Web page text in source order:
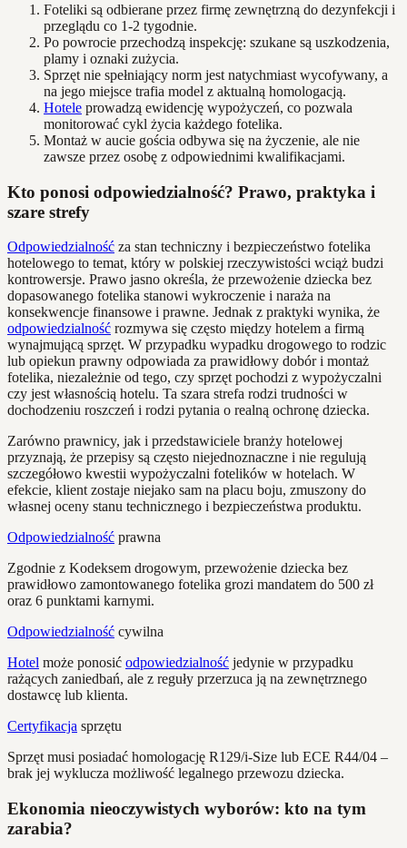
Foteliki są odbierane przez firmę zewnętrzną do dezynfekcji i
przeglądu co 1-2 tygodnie.
Po powrocie przechodzą inspekcję: szukane są uszkodzenia,
plamy i oznaki zużycia.
Sprzęt nie spełniający norm jest natychmiast wycofywany, a
na jego miejsce trafia model z aktualną homologacją.
Hotele prowadzą ewidencję wypożyczeń, co pozwala
monitorować cykl życia każdego fotelika.
Montaż w aucie gościa odbywa się na życzenie, ale nie
zawsze przez osobę z odpowiednimi kwalifikacjami.
Kto ponosi odpowiedzialność? Prawo, praktyka i
szare strefy
Odpowiedzialność za stan techniczny i bezpieczeństwo fotelika
hotelowego to temat, który w polskiej rzeczywistości wciąż budzi
kontrowersje. Prawo jasno określa, że przewożenie dziecka bez
dopasowanego fotelika stanowi wykroczenie i naraża na
konsekwencje finansowe i prawne. Jednak z praktyki wynika, że
odpowiedzialność rozmywa się często między hotelem a firmą
wynajmującą sprzęt. W przypadku wypadku drogowego to rodzic
lub opiekun prawny odpowiada za prawidłowy dobór i montaż
fotelika, niezależnie od tego, czy sprzęt pochodzi z wypożyczalni
czy jest własnością hotelu. Ta szara strefa rodzi trudności w
dochodzeniu roszczeń i rodzi pytania o realną ochronę dziecka.
Zarówno prawnicy, jak i przedstawiciele branży hotelowej
przyznają, że przepisy są często niejednoznaczne i nie regulują
szczegółowo kwestii wypożyczalni fotelików w hotelach. W
efekcie, klient zostaje niejako sam na placu boju, zmuszony do
własnej oceny stanu technicznego i bezpieczeństwa produktu.
Odpowiedzialność prawna
Zgodnie z Kodeksem drogowym, przewożenie dziecka bez
prawidłowo zamontowanego fotelika grozi mandatem do 500 zł
oraz 6 punktami karnymi.
Odpowiedzialność cywilna
Hotel może ponosić odpowiedzialność jedynie w przypadku
rażących zaniedbań, ale z reguły przerzuca ją na zewnętrznego
dostawcę lub klienta.
Certyfikacja sprzętu
Sprzęt musi posiadać homologację R129/i-Size lub ECE R44/04 –
brak jej wyklucza możliwość legalnego przewozu dziecka.
Ekonomia nieoczywistych wyborów: kto na tym
zarabia?